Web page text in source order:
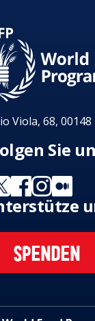
Viola, 68,
Sie
SPENDEN